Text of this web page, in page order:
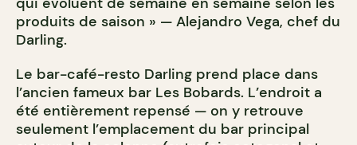
produits de saison » — Alejandro Vega, chef du
Darling.
Le bar-café-resto Darling prend place dans
l’ancien fameux bar Les Bobards. L’endroit a
été entièrement repensé — on y retrouve
seulement l’emplacement du bar principal